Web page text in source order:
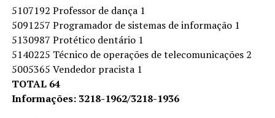
5107192 Professor de dança 1
5091257 Programador de sistemas de informação 1
5130987 Protético dentário 1
5140225 Técnico de operações de telecomunicações 2
5005365 Vendedor pracista 1
TOTAL 64
Informações: 3218-1962/3218-1936